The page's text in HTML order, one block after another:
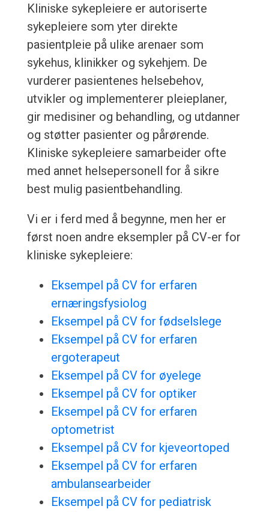
Kliniske sykepleiere er autoriserte
sykepleiere som yter direkte
pasientpleie på ulike arenaer som
sykehus, klinikker og sykehjem. De
vurderer pasientenes helsebehov,
utvikler og implementerer pleieplaner,
gir medisiner og behandling, og utdanner
og støtter pasienter og pårørende.
Kliniske sykepleiere samarbeider ofte
med annet helsepersonell for å sikre
best mulig pasientbehandling.
Vi er i ferd med å begynne, men her er
først noen andre eksempler på CV-er for
kliniske sykepleiere:
Eksempel på CV for erfaren
ernæringsfysiolog
Eksempel på CV for fødselslege
Eksempel på CV for erfaren
ergoterapeut
Eksempel på CV for øyelege
Eksempel på CV for optiker
Eksempel på CV for erfaren
optometrist
Eksempel på CV for kjeveortoped
Eksempel på CV for erfaren
ambulansearbeider
Eksempel på CV for pediatrisk